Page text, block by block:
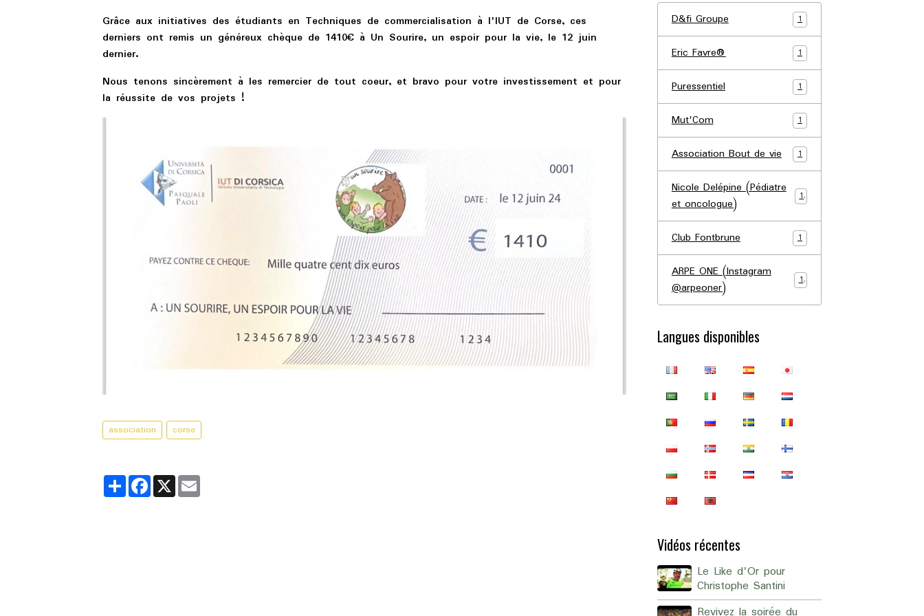
Grâce aux initiatives des étudiants en Techniques de commercialisation à l'IUT de Corse, ces
derniers ont remis un généreux chèque de 1410€ à Un Sourire, un espoir pour la vie, le 12 juin
dernier.
Nous tenons sincèrement à les remercier de tout coeur, et bravo pour votre investissement et pour
la réussite de vos projets !
association corse
PartagerFacebook
X
D&fi Groupe 1
Eric Favre® 1
Puressentiel 1
Mut'Com 1
Association Bout de vie 1
Nicole Delépine (Pédiatre
et oncologue)
1
Club Fontbrune 1
ARPE ONE (Instagram
@arpeoner)
1
Langues disponibles
Vidéos récentes
Le Like d'Or pour
Christophe Santini